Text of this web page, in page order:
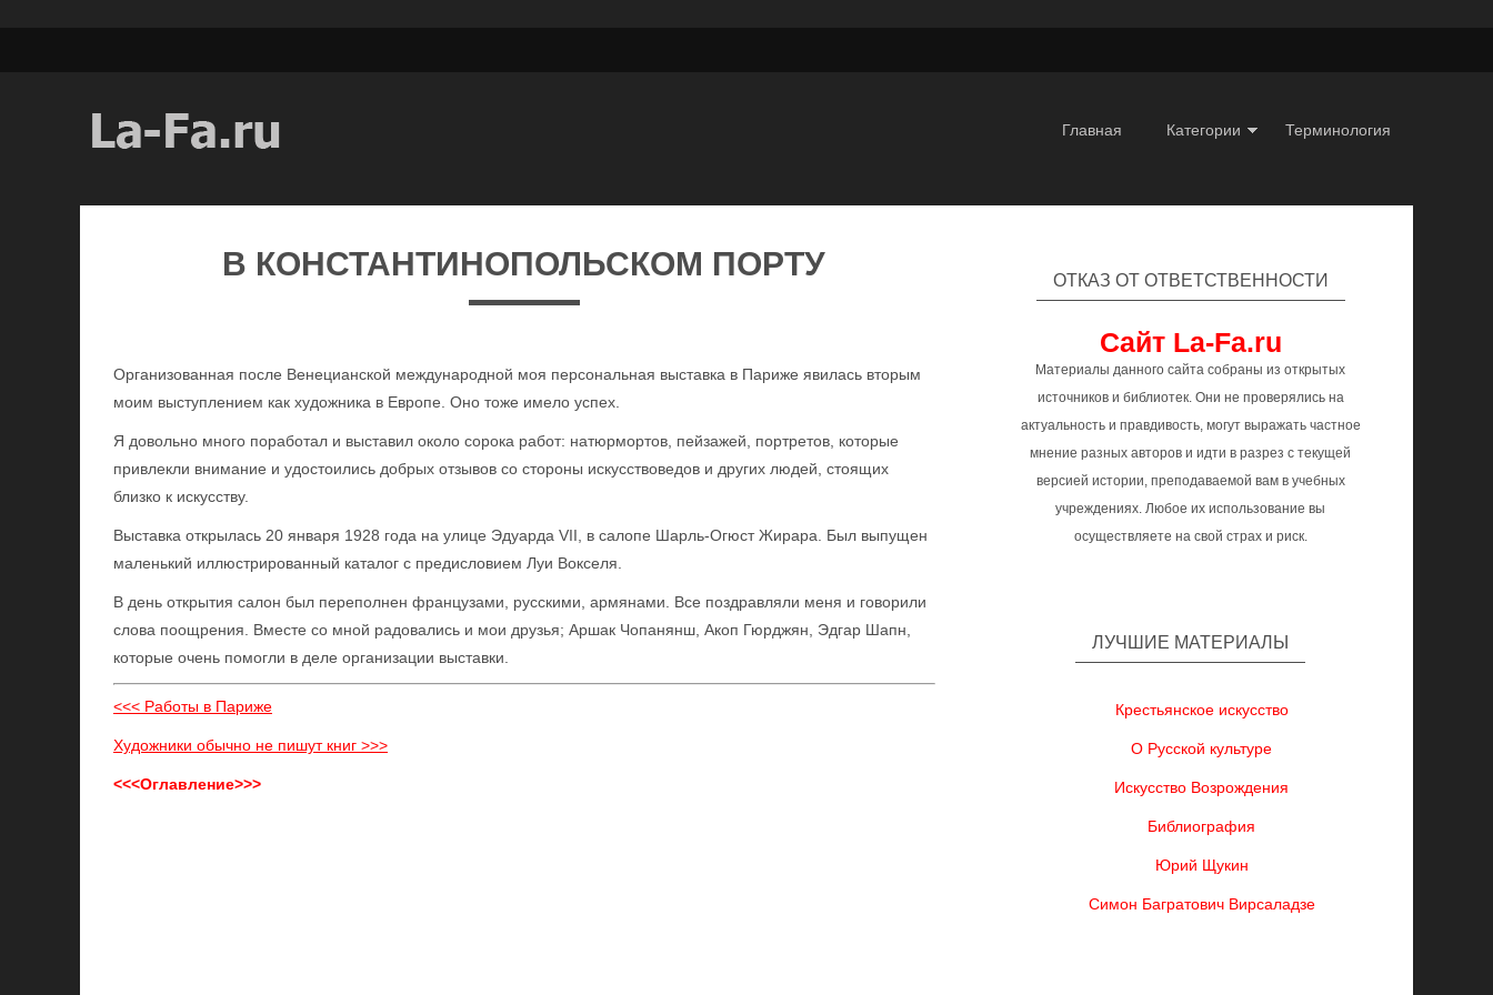
Главная Категории Терминология
В КОНСТАНТИНОПОЛЬСКОМ ПОРТУ
Организованная после Венецианской международной моя персональная выставка в Париже явилась вторым
моим выступлением как художника в Европе. Оно тоже имело успех.
Я довольно много поработал и выставил около сорока работ: натюрмортов, пейзажей, портретов, которые
привлекли внимание и удостоились добрых отзывов со стороны искусствоведов и других людей, стоящих
близко к искусству.
Выставка открылась 20 января 1928 года на улице Эдуарда VII, в салопе Шарль-Огюст Жирара. Был выпущен
маленький иллюстрированный каталог с предисловием Луи Вокселя.
В день открытия салон был переполнен французами, русскими, армянами. Все поздравляли меня и говорили
слова поощрения. Вместе со мной радовались и мои друзья; Аршак Чопанянш, Акоп Гюрджян, Эдгар Шапн,
которые очень помогли в деле организации выставки.
<<< Работы в Париже
Художники обычно не пишут книг >>>
<<<Оглавление>>>
ОТКАЗ ОТ ОТВЕТСТВЕННОСТИ
Сайт La-Fa.ru
Материалы данного сайта собраны из открытых
источников и библиотек. Они не проверялись на
актуальность и правдивость, могут выражать частное
мнение разных авторов и идти в разрез с текущей
версией истории, преподаваемой вам в учебных
учреждениях. Любое их использование вы
осуществляете на свой страх и риск.
ЛУЧШИЕ МАТЕРИАЛЫ
Крестьянское искусство
О Русской культуре
Искусство Возрождения
Библиография
Юрий Щукин
Симон Багратович Вирсаладзе